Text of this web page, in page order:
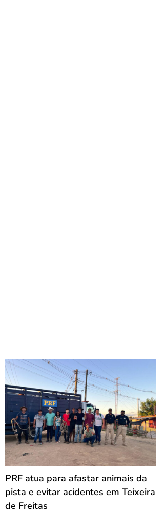
PRF atua para afastar animais da
pista e evitar acidentes em Teixeira
de Freitas